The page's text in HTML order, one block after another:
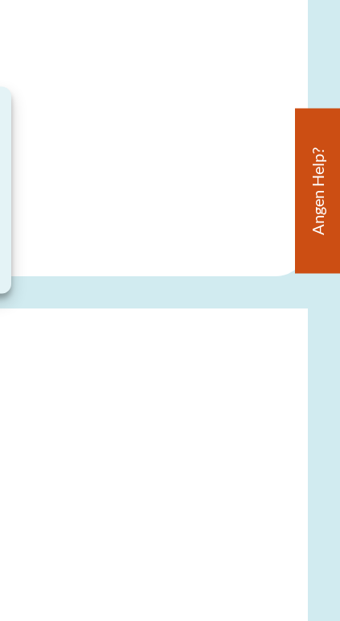
Angen Help?